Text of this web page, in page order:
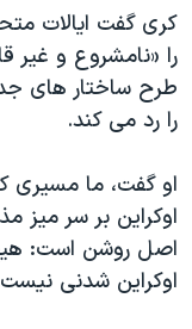
کری گفت ایالات
را «نامشروع و غیر
طرح ساختار های
را رد می کند.
او گفت، ما
اوکراين بر سر ميز
اصل روشن است:
اوکراین شدنی